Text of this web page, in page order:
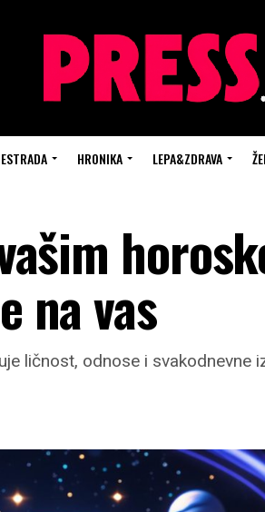
ESTRADA HRONIKA LEPA&ZDRAVA
na vas
ličnost, odnose i svakodnevne